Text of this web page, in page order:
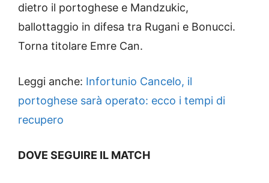
dietro il portoghese e Mandzukic,
ballottaggio in difesa tra Rugani e Bonucci.
Torna titolare Emre Can.
Leggi anche: Infortunio Cancelo, il
portoghese sarà operato: ecco i tempi di
recupero
DOVE SEGUIRE IL MATCH